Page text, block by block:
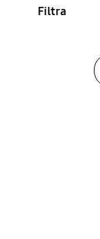
Filtra